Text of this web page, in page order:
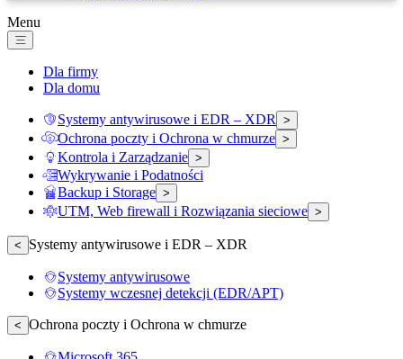
Menu
Dla firmy
Dla domu
Systemy antywirusowe i EDR – XDR >
Ochrona poczty i Ochrona w chmurze >
Kontrola i Zarządzanie >
Wykrywanie i Podatności
Backup i Storage >
UTM, Web firewall i Rozwiązania sieciowe >
< Systemy antywirusowe i EDR – XDR
Systemy antywirusowe
Systemy wczesnej detekcji (EDR/APT)
< Ochrona poczty i Ochrona w chmurze